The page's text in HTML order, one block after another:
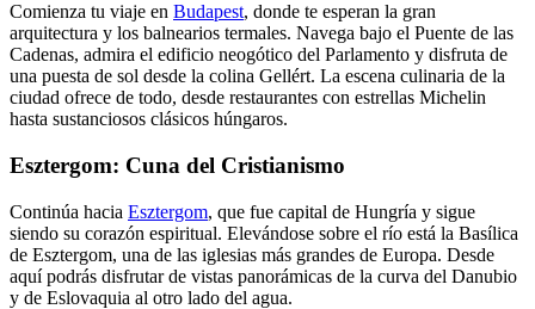
Comienza tu viaje en Budapest, donde te esperan la gran
arquitectura y los balnearios termales. Navega bajo el Puente de las
Cadenas, admira el edificio neogótico del Parlamento y disfruta de
una puesta de sol desde la colina Gellért. La escena culinaria de la
ciudad ofrece de todo, desde restaurantes con estrellas Michelin
hasta sustanciosos clásicos húngaros.
Esztergom: Cuna del Cristianismo
Continúa hacia Esztergom, que fue capital de Hungría y sigue
siendo su corazón espiritual. Elevándose sobre el río está la Basílica
de Esztergom, una de las iglesias más grandes de Europa. Desde
aquí podrás disfrutar de vistas panorámicas de la curva del Danubio
y de Eslovaquia al otro lado del agua.